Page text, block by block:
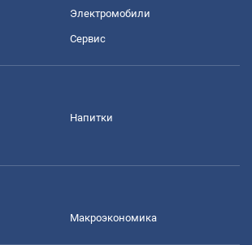
Электромобили
Сервис
Напитки
Mакроэкономика